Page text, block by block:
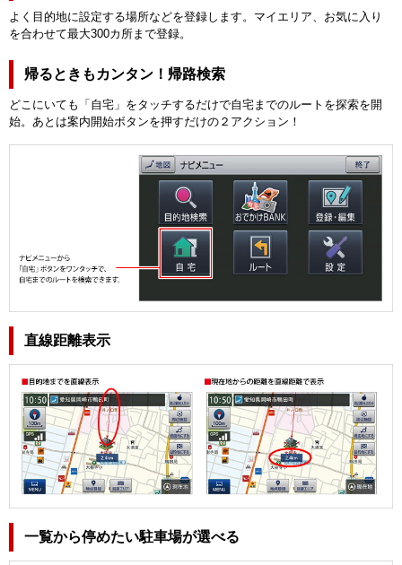
よく目的地に設定する場所などを登録します。マイエリア、お気に入り
を合わせて最大300カ所まで登録。
帰るときもカンタン！帰路検索
どこにいても「自宅」をタッチするだけで自宅までのルートを探索を開
始。あとは案内開始ボタンを押すだけの２アクション！
直線距離表示
一覧から停めたい駐車場が選べる